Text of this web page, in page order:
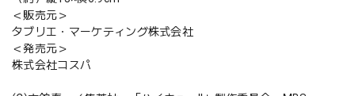
＜販売元＞
タブリエ・マーケティング株式会社
＜発売元＞
株式会社コスパ